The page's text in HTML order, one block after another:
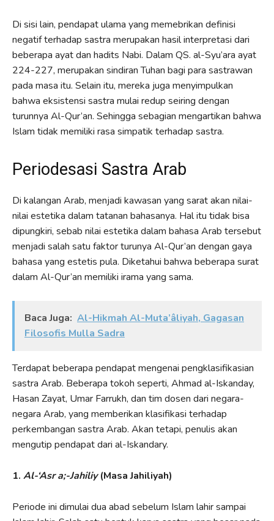
Di sisi lain, pendapat ulama yang memebrikan definisi
negatif terhadap sastra merupakan hasil interpretasi dari
beberapa ayat dan hadits Nabi. Dalam QS. al-Syu’ara ayat
224-227, merupakan sindiran Tuhan bagi para sastrawan
pada masa itu. Selain itu, mereka juga menyimpulkan
bahwa eksistensi sastra mulai redup seiring dengan
turunnya Al-Qur’an. Sehingga sebagian mengartikan bahwa
Islam tidak memiliki rasa simpatik terhadap sastra.
Periodesasi Sastra Arab
Di kalangan Arab, menjadi kawasan yang sarat akan nilai-
nilai estetika dalam tatanan bahasanya. Hal itu tidak bisa
dipungkiri, sebab nilai estetika dalam bahasa Arab tersebut
menjadi salah satu faktor turunya Al-Qur’an dengan gaya
bahasa yang estetis pula. Diketahui bahwa beberapa surat
dalam Al-Qur’an memiliki irama yang sama.
Baca Juga: Al-Hikmah Al-Muta’âliyah, Gagasan
Filosofis Mulla Sadra
Terdapat beberapa pendapat mengenai pengklasifikasian
sastra Arab. Beberapa tokoh seperti, Ahmad al-Iskanday,
Hasan Zayat, Umar Farrukh, dan tim dosen dari negara-
negara Arab, yang memberikan klasifikasi terhadap
perkembangan sastra Arab. Akan tetapi, penulis akan
mengutip pendapat dari al-Iskandary.
1. Al-‘Asr a;-Jahiliy(Masa Jahiliyah)
Periode ini dimulai dua abad sebelum Islam lahir sampai